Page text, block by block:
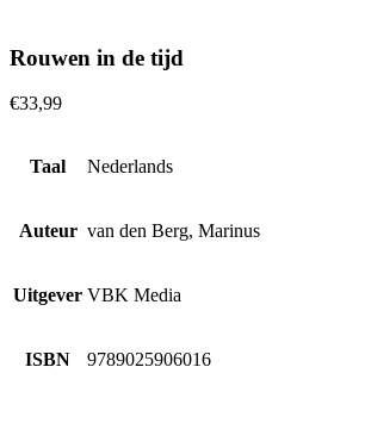
Rouwen in de tijd
€33,99
Taal Nederlands
Auteur van den Berg, Marinus
Uitgever VBK Media
ISBN 9789025906016